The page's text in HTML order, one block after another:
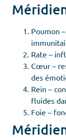
Poumon
Rate –
Cœur –
des
Rein –
fluides
Foie –